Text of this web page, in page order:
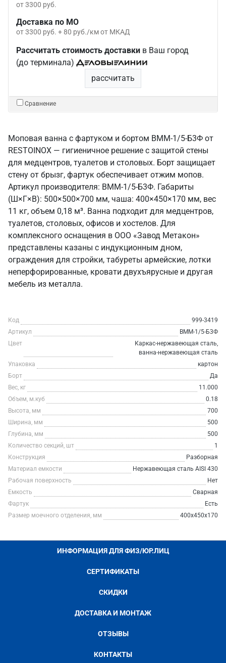
от 3300 руб.
Доставка по МО
от 3300 руб. + 80 руб./км от МКАД
Рассчитать стоимость доставки в Ваш город
(до терминала)
рассчитать
Сравнение
Моповая ванна с фартуком и бортом ВММ-1/5-Б3Ф от
RESTOINOX — гигиеничное решение с защитой стены
для медцентров, туалетов и столовых. Борт защищает
стену от брызг, фартук обеспечивает отжим мопов.
Артикул производителя: ВММ-1/5-Б3Ф. Габариты
(Ш×Г×В): 500×500×700 мм, чаша: 400×450×170 мм, вес
11 кг, объем 0,18 м³. Ванна подходит для медцентров,
туалетов, столовых, офисов и хостелов. Для
комплексного оснащения в ООО «Завод Метакон»
представлены казаны с индукционным дном,
ограждения для стройки, табуреты армейские, лотки
неперфорированные, кровати двухъярусные и другая
мебель из металла.
Код
999-3419
Артикул
ВММ-1/5-Б3Ф
Цвет
Каркас-нержавеющая сталь,
ванна-нержавеющая сталь
Упаковка
картон
Борт
Да
Вес, кг
11.000
Объем, м.куб
0.18
Высота, мм
700
Ширина, мм
500
Глубина, мм
500
Количество секций, шт
1
Конструкция
Разборная
Материал емкости
Нержавеющая сталь AISI 430
Рабочая поверхность
Нет
Емкость
Сварная
Фартук
Есть
Размер моечного отделения, мм
400х450х170
ИНФОРМАЦИЯ ДЛЯ ФИЗ/ЮР.ЛИЦ
СЕРТИФИКАТЫ
СКИДКИ
ДОСТАВКА И МОНТАЖ
ОТЗЫВЫ
КОНТАКТЫ